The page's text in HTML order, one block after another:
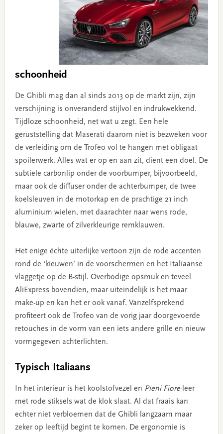
schoonheid
De Ghibli mag dan al sinds 2013 op de markt zijn, zijn
verschijning is onveranderd stijlvol en indrukwekkend.
Tijdloze schoonheid, net wat u zegt. Een hele
geruststelling dat Maserati daarom niet is bezweken voor
de verleiding om de Trofeo vol te hangen met obligaat
spoilerwerk. Alles wat er op en aan zit, dient een doel. De
subtiele carbonlip onder de voorbumper, bijvoorbeeld,
maar ook de diffuser onder de achterbumper, de twee
koelsleuven in de motorkap en de prachtige 21 inch
aluminium wielen, met daarachter naar wens rode,
blauwe, zwarte of zilverkleurige remklauwen.
Het enige échte uiterlijke vertoon zijn de rode accenten
rond de ‘kieuwen’ in de voorschermen en het Italiaanse
vlaggetje op de B-stijl. Overbodige opsmuk en teveel
AliExpress bovendien, maar uiteindelijk is het maar
make-up en kan het er ook vanaf. Vanzelfsprekend
profiteert ook de Trofeo van de vorig jaar doorgevoerde
retouches in de vorm van een iets andere grille en nieuw
vormgegeven achterlichten.
Typisch Italiaans
In het interieur is het koolstofvezel en Pieni Fiore-leer
met rode stiksels wat de klok slaat. Al dat fraais kan
echter niet verbloemen dat de Ghibli langzaam maar
zeker op leeftijd begint te komen. De ergonomie is